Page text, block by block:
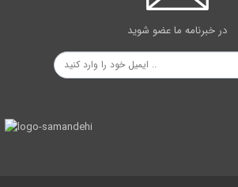
در خبرنامه ما عضو شوید